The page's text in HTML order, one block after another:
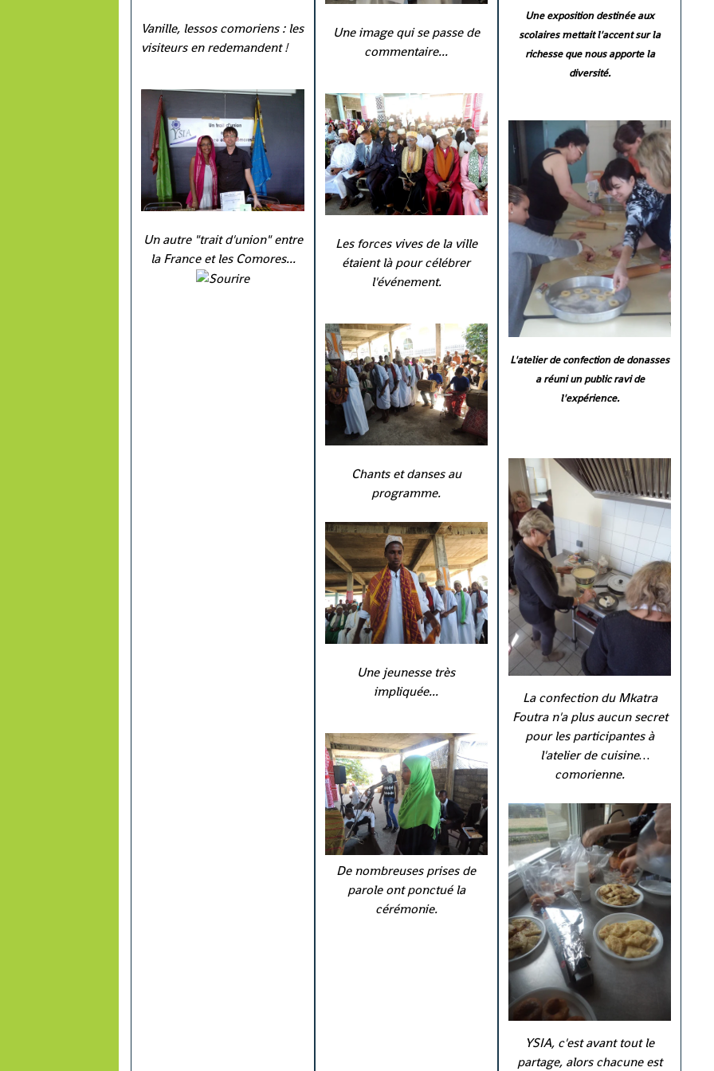
Vanille, lessos comoriens : les
visiteurs en redemandent !
Un autre "trait d'union" entre
la France et les Comores...
Une image qui se passe de
commentaire...
Les forces vives de la ville
étaient là pour célébrer
l'événement.
Chants et danses au
programme.
Une jeunesse très
impliquée...
De nombreuses prises de
parole ont ponctué la
cérémonie.
Une exposition destinée aux
scolaires mettait l'accent sur la
richesse que nous apporte la
diversité.
L'atelier de confection de donasses
a réuni un public ravi de
l'expérience.
La confection du Mkatra
Foutra n'a plus aucun secret
pour les participantes à
l'atelier de cuisine
comorienne.
YSIA, c'est avant tout le
partage, alors chacune est